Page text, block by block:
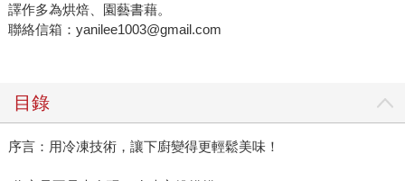
譯作多為烘焙、園藝書藉。
聯絡信箱：yanilee1003@gmail.com
目錄
序言：用冷凍技術，讓下廚變得更輕鬆美味！